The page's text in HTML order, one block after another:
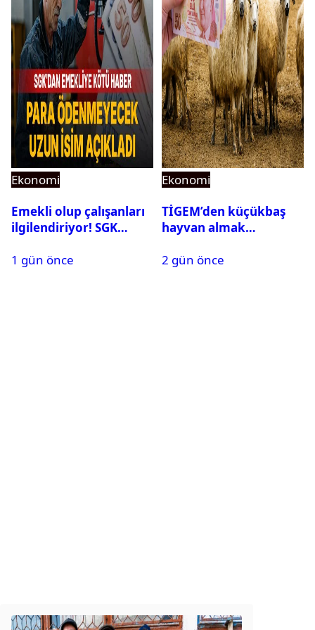
Ekonomi
Emekli olup çalışanları
ilgilendiriyor! SGK
1 gün önce
Ekonomi
TİGEM’den küçükbaş
hayvan almak
350 küçükbaş hayvan
2 gün önce